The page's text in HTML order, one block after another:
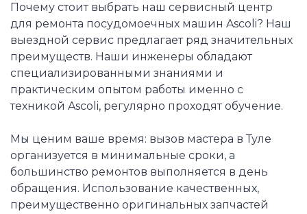
Почему стоит выбрать наш сервисный центр
для ремонта посудомоечных машин Ascoli? Наш
выездной сервис предлагает ряд значительных
преимуществ. Наши инженеры обладают
специализированными знаниями и
практическим опытом работы именно с
техникой Ascoli, регулярно проходят обучение.
Мы ценим ваше время: вызов мастера в Туле
организуется в минимальные сроки, а
большинство ремонтов выполняется в день
обращения. Использование качественных,
преимущественно оригинальных запчастей